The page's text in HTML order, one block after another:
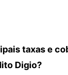
taxas e
Digio?